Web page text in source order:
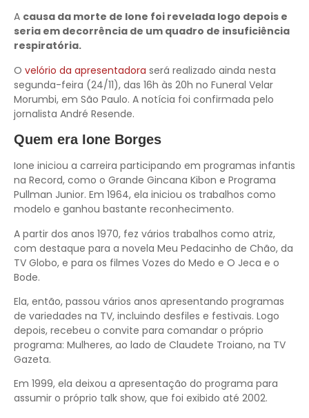
A causa da morte de Ione foi revelada logo depois e
seria em decorrência de um quadro de insuficiência
respiratória.
O velório da apresentadora será realizado ainda nesta
segunda-feira (24/11), das 16h às 20h no Funeral Velar
Morumbi, em São Paulo. A notícia foi confirmada pelo
jornalista André Resende.
Quem era Ione Borges
Ione iniciou a carreira participando em programas infantis
na Record, como o Grande Gincana Kibon e Programa
Pullman Junior. Em 1964, ela iniciou os trabalhos como
modelo e ganhou bastante reconhecimento.
A partir dos anos 1970, fez vários trabalhos como atriz,
com destaque para a novela Meu Pedacinho de Chão, da
TV Globo, e para os filmes Vozes do Medo e O Jeca e o
Bode.
Ela, então, passou vários anos apresentando programas
de variedades na TV, incluindo desfiles e festivais. Logo
depois, recebeu o convite para comandar o próprio
programa: Mulheres, ao lado de Claudete Troiano, na TV
Gazeta.
Em 1999, ela deixou a apresentação do programa para
assumir o próprio talk show, que foi exibido até 2002.